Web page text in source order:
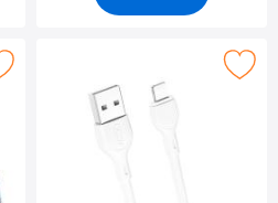
Pro Max (6.5) som favoritt
Merk hoco iOS